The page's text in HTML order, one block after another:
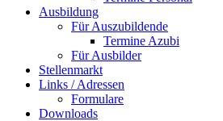
Ausbildung
Für Auszubildende
Termine Azubi
Für Ausbilder
Stellenmarkt
Links / Adressen​
Formulare
Downloads